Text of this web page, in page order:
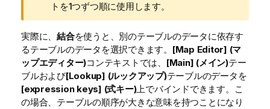
トを1つずつ順に使用します。
実際に、 結合を使うと、別のテーブルのデータに依存す
るテーブルのデータを選択できます。 [Map Editor] (マ
ップエディター)コンテキストでは、 [Main] (メイン)テー
ブルおよび[Lookup] (ルックアップ)テーブルのデータを
[expression keys] (式キー)上でバインドできます。こ
の場合、テーブルの順序が大きな意味を持つことになり